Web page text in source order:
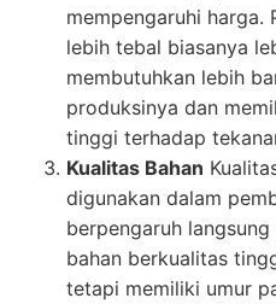
mempengaruhi harga.
lebih tebal biasanya
membutuhkan lebih
produksinya dan
tinggi terhadap
Kualitas Bahan
digunakan dalam
berpengaruh
bahan berkualitas
tetapi memiliki umur